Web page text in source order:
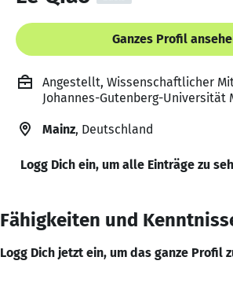
Ganzes Profil
Angestellt, Wissenschaftlicher
Johannes-Gutenberg-Universität
Mainz, Deutschland
Logg Dich ein, um alle Einträge zu
Fähigkeiten und
Logg Dich jetzt ein, um das ganze Profil